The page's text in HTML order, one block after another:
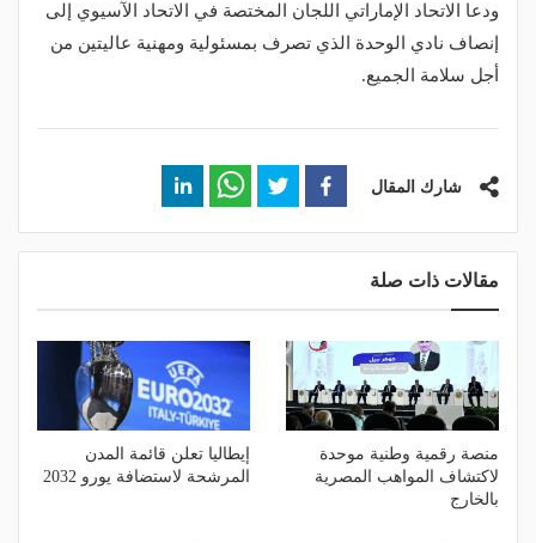
ودعا الاتحاد الإماراتي اللجان المختصة في الاتحاد الآسيوي إلى
إنصاف نادي الوحدة الذي تصرف بمسئولية ومهنية عاليتين من
أجل سلامة الجميع.
شارك المقال
مقالات ذات صلة
منصة رقمية وطنية موحدة
لاكتشاف المواهب المصرية
بالخارج
إيطاليا تعلن قائمة المدن
المرشحة لاستضافة يورو 2032